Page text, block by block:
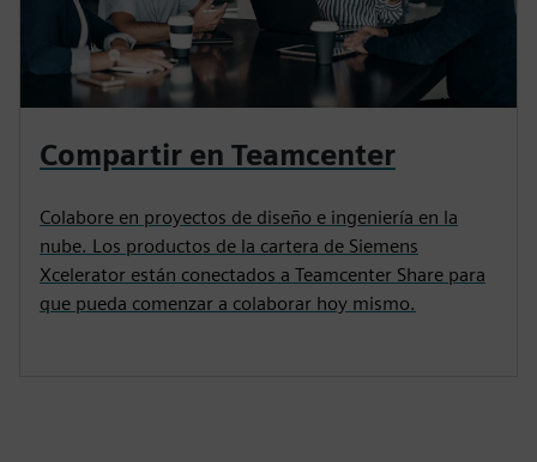
Compartir en Teamcenter
Colabore en proyectos de diseño e ingeniería en la
nube. Los productos de la cartera de Siemens
Xcelerator están conectados a Teamcenter Share para
que pueda comenzar a colaborar hoy mismo.